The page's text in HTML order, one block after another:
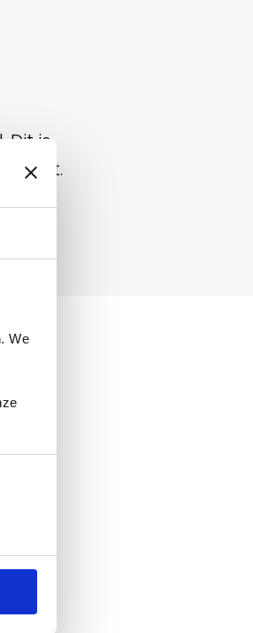
We
Dit is